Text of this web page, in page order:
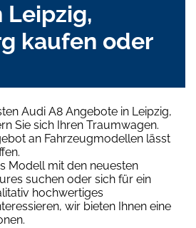
Leipzig,
kaufen oder
Audi A8 Angebote in Leipzig,
Sie sich Ihren Traumwagen.
an Fahrzeugmodellen lässt
Modell mit den neuesten
suchen oder sich für ein
hochwertiges
wir bieten Ihnen eine